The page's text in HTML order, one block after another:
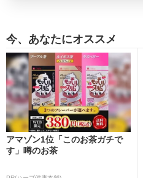
今、あなたにオススメ
アマゾン1位「このお茶ガチで
す」噂のお茶